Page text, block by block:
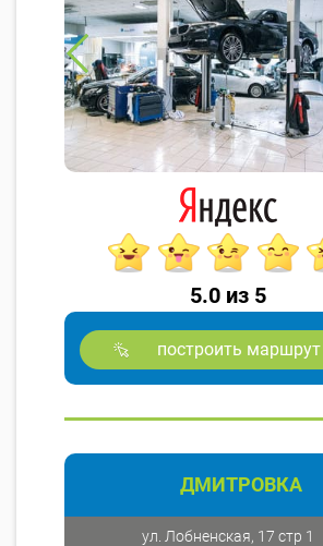
5.0 из 5
построить маршрут
ДМИТРОВКА
ул. Лобненская, 17 стр 1